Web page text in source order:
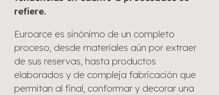
refiere.
Euroarce es sinónimo de un completo
proceso, desde materiales aún por extraer
de sus reservas, hasta productos
elaborados y de compleja fabricación que
permitan al final, conformar y decorar una